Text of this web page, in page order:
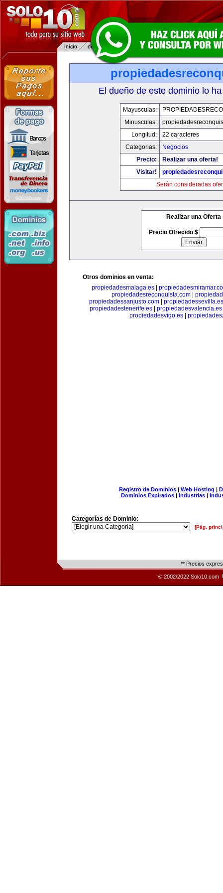
El dueño de este dominio lo
Mayusculas:
Minusculas:
Longitud:
22 caracteres
Categorias:
Negocios
Precio:
Realizar una oferta!
Visitar!
Serán consideradas
Realizar una Oferta
Precio Ofrecido $
Otros dominios en venta:
propiedadesmalaga.es|
propiedadesreconquista.com
propiedadessanjusto.com| propiedadessevilla.es
propiedadestenerife.es| propiedadesvalencia.es
propiedadesvigo.es|
Registro de Dominios| Web Hosting |
Dominios Expirados | Industrias |
Categorías de Dominio:
[Pág.
** Precios
© 2002/2022 Solo10.com